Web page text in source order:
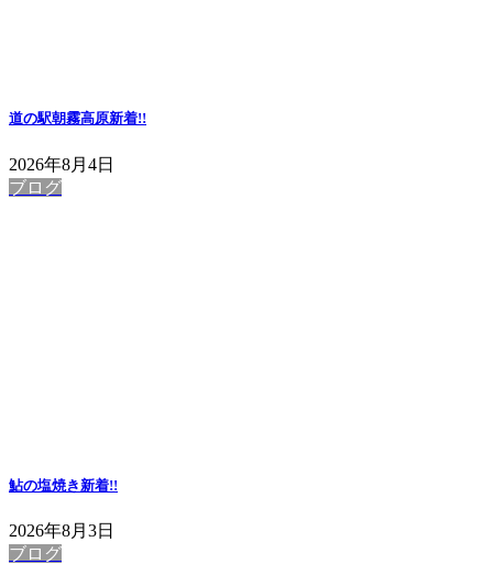
道の駅朝霧高原新着!!
2026年8月4日
ブログ
鮎の塩焼き新着!!
2026年8月3日
ブログ